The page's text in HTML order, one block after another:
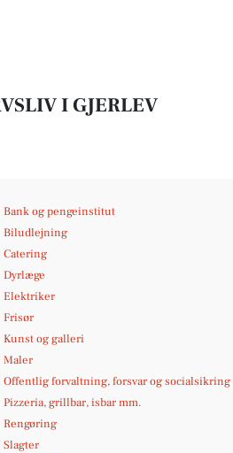
I GJERLEV
Bank og pengeinstitut
Biludlejning
Catering
Dyrlæge
Elektriker
Frisør
Kunst og galleri
Maler
Offentlig forvaltning, forsvar og socialsikring
Pizzeria, grillbar, isbar mm.
Rengøring
Slagter